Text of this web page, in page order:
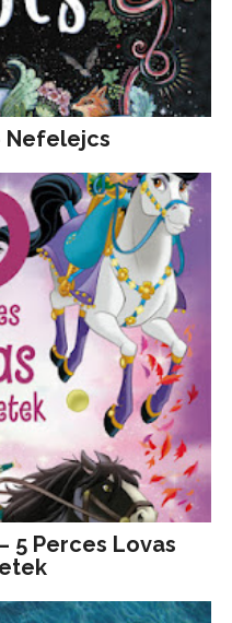
Nefelejcs
5 Perces Lovas